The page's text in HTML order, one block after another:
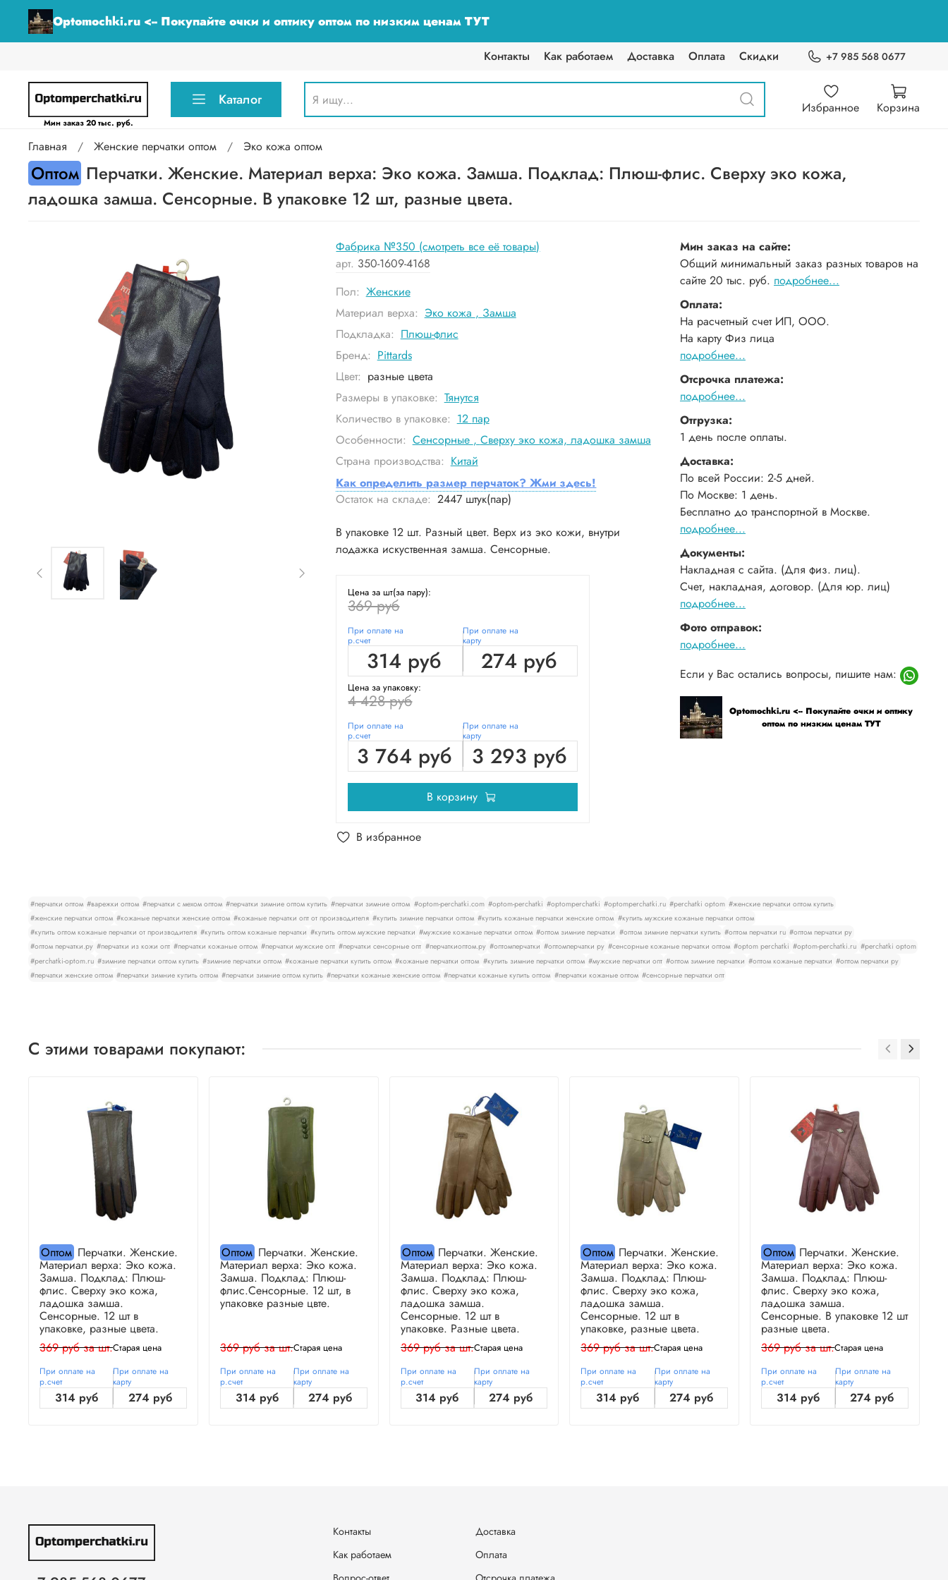
Optomochki.ru <-- Покупайте очки и оптику оптом по низким ценам ТУТ
Контакты Как работаем Доставка Оплата Скидки +7 985 568 0677
Мин заказ 20 тыс. руб.
Каталог Избранное Корзина
Главная Женские перчатки оптом Эко кожа оптом
Оптом Перчатки. Женские. Материал верха: Эко кожа. Замша. Подклад: Плюш-флис. Сверху эко кожа,
ладошка замша. Сенсорные. В упаковке 12 шт, разные цвета.
Фабрика №350 (смотреть все её товары)
арт. 350-1609-4168
Пол: Женские
Материал верха: Эко кожа , Замша
Подкладка: Плюш-флис
Бренд: Pittards
Цвет: разные цвета
Размеры в упаковке: Тянутся
Количество в упаковке: 12 пар
Особенности: Сенсорные , Сверху эко кожа, ладошка замша
Страна производства: Китай
Как определить размер перчаток? Жми здесь!
Остаток на складе: 2447 штук(пар)
В упаковке 12 шт. Разный цвет. Верх из эко кожи, внутри
лодажка искуственная замша. Сенсорные.
Цена за шт(за пару):
369 руб
При оплате на
р.счет
314 руб
При оплате на
карту
274 руб
Цена за упаковку:
4 428 руб
При оплате на
р.счет
3 764 руб
При оплате на
карту
3 293 руб
В корзину
В избранное
Мин заказ на сайте:
Общий минимальный заказ разных товаров на
сайте 20 тыс. руб. подробнее...
Оплата:
На расчетный счет ИП, ООО.
На карту Физ лица
подробнее...
Отсрочка платежа:
подробнее...
Отгрузка:
1 день после оплаты.
Доставка:
По всей России: 2-5 дней.
По Москве: 1 день.
Бесплатно до транспортной в Москве.
подробнее...
Документы:
Накладная с сайта. (Для физ. лиц).
Счет, накладная, договор. (Для юр. лиц)
подробнее...
Фото отправок:
подробнее...
Если у Вас остались вопросы, пишите нам:
Optomochki.ru <-- Покупайте очки и оптику
оптом по низким ценам ТУТ
#перчатки оптом #варежки оптом #перчатки с мехом оптом #перчатки зимние оптом купить #перчатки зимние оптом #optom-perchatki.com #optom-perchatki #optomperchatki #optomperchatki.ru #perchatki optom #женские перчатки оптом купить
#женские перчатки оптом #кожаные перчатки женские оптом #кожаные перчатки опт от производителя #купить зимние перчатки оптом #купить кожаные перчатки женские оптом #купить мужские кожаные перчатки оптом
#купить оптом кожаные перчатки от производителя #купить оптом кожаные перчатки #купить оптом мужские перчатки #мужские кожаные перчатки оптом #оптом зимние перчатки #оптом зимние перчатки купить #оптом перчатки ru #оптом перчатки ру
#оптом перчатки.ру #перчатки из кожи опт #перчатки кожаные оптом #перчатки мужские опт #перчатки сенсорные опт #перчаткиоптом.ру #оптомперчатки #оптомперчатки ру #сенсорные кожаные перчатки оптом #optom perchatki #optom-perchatki.ru #perchatki optom
#perchatki-optom.ru #зимние перчатки оптом купить #зимние перчатки оптом #кожаные перчатки купить оптом #кожаные перчатки оптом #купить зимние перчатки оптом #мужские перчатки опт #оптом зимние перчатки #оптом кожаные перчатки #оптом перчатки ру
#перчатки женские оптом #перчатки зимние купить оптом #перчатки зимние оптом купить #перчатки кожаные женские оптом #перчатки кожаные купить оптом #перчатки кожаные оптом #сенсорные перчатки опт
С этими товарами покупают:
ОптомПерчатки. Женские.
Материал верха: Эко кожа.
Замша. Подклад: Плюш-
флис. Сверху эко кожа,
ладошка замша.
Сенсорные. 12 шт в
упаковке, разные цвета.
369 руб за шт.Старая цена
При оплате на
р.счет
314 руб
При оплате на
карту
274 руб
ОптомПерчатки. Женские.
Материал верха: Эко кожа.
Замша. Подклад: Плюш-
флис.Сенсорные. 12 шт, в
упаковке разные цвте.
369 руб за шт.Старая цена
При оплате на
р.счет
314 руб
При оплате на
карту
274 руб
Оптом Перчатки. Женские.
Материал верха: Эко кожа.
Замша. Подклад: Плюш-
флис. Сверху эко кожа,
ладошка замша.
Сенсорные. 12 шт в
упаковке. Разные цвета.
369 руб за шт.Старая цена
При оплате на
р.счет
314 руб
При оплате на
карту
274 руб
Оптом Перчатки. Женские.
Материал верха: Эко кожа.
Замша. Подклад: Плюш-
флис. Сверху эко кожа,
ладошка замша.
Сенсорные. 12 шт в
упаковке, разные цвета.
369 руб за шт.Старая цена
При оплате на
р.счет
314 руб
При оплате на
карту
274 руб
ОптомПерчатки. Женские.
Материал верха: Эко кожа.
Замша. Подклад: Плюш-
флис. Сверху эко кожа,
ладошка замша.
Сенсорные. В упаковке 12 шт
разные цвета.
369 руб за шт.Старая цена
При оплате на
р.счет
314 руб
При оплате на
карту
274 руб
Контакты
Как работаем
Доставка
Оплата